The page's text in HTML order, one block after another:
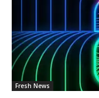
Fresh News